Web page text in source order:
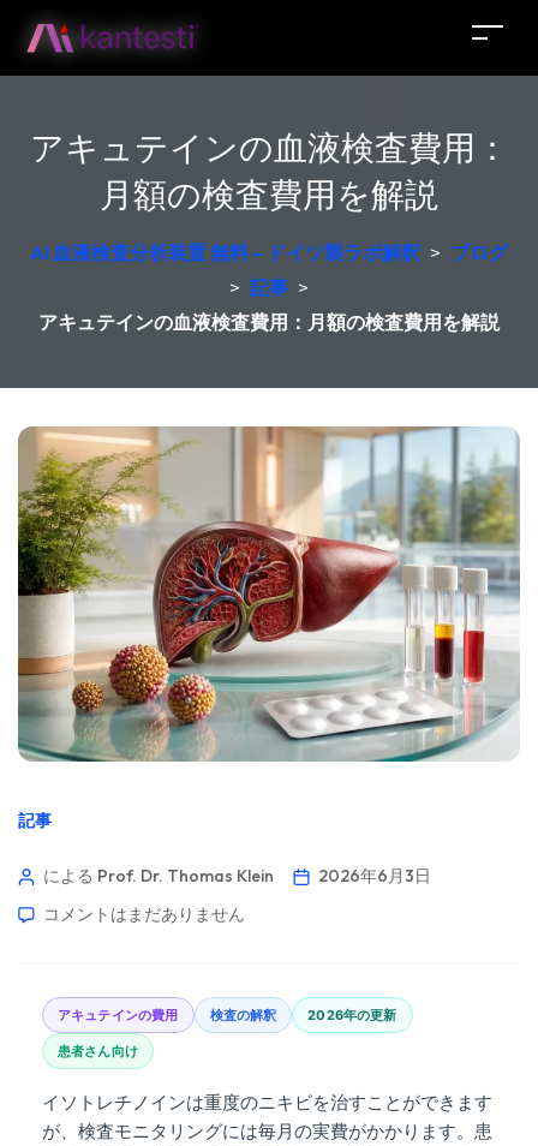
アキュテインの血液検査費用：
月額の検査費用を解説
AI 血液検査分析装置 無料 – ドイツ製ラボ解釈 > ブログ
> 記事 >
アキュテインの血液検査費用：月額の検査費用を解説
記事
による Prof. Dr. Thomas Klein
2026年6月3日
コメントはまだありません
アキュテインの費用 検査の解釈 2026年の更新
患者さん向け
イソトレチノインは重度のニキビを治すことができます
が、検査モニタリングには毎月の実費がかかります。患